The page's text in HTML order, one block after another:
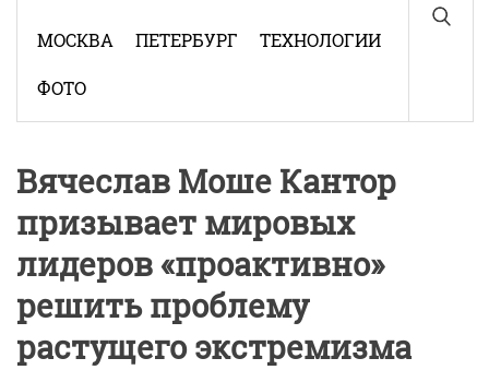
МОСКВА ПЕТЕРБУРГ ТЕХНОЛОГИИ
ФОТО
Вячеслав Моше Кантор
призывает мировых
лидеров «проактивно»
решить проблему
растущего экстремизма